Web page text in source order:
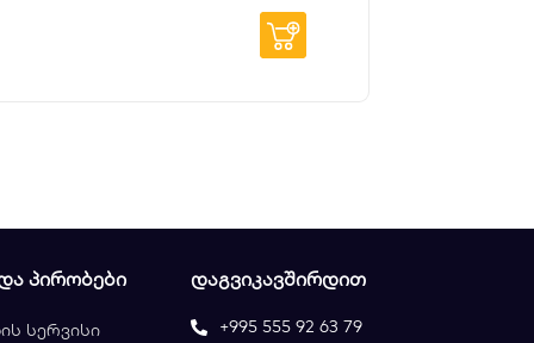
ᲞᲘᲠᲝᲑᲔᲑᲘ
სერვისი
ᲓᲐᲒᲕᲘᲙᲐᲕᲨᲘᲠᲓᲘᲗ
+995 555 92 63 79